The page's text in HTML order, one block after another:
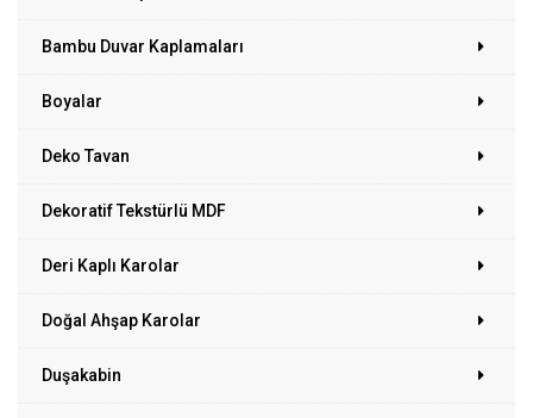
Bambu Duvar Kaplamaları
Boyalar
Deko Tavan
Dekoratif Tekstürlü MDF
Deri Kaplı Karolar
Doğal Ahşap Karolar
Duşakabin